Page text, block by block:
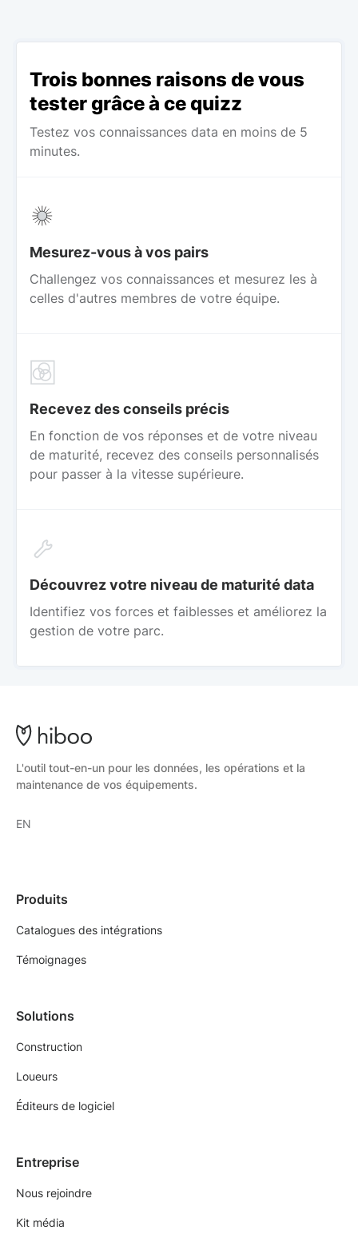
Trois bonnes raisons de vous
tester grâce à ce quizz
Testez vos connaissances data en moins de 5
minutes.
Mesurez-vous à vos pairs
Challengez vos connaissances et mesurez les à
celles d'autres membres de votre équipe.
Recevez des conseils précis
En fonction de vos réponses et de votre niveau
de maturité, recevez des conseils personnalisés
pour passer à la vitesse supérieure.
Découvrez votre niveau de maturité data
Identifiez vos forces et faiblesses et améliorez la
gestion de votre parc.
L'outil tout-en-un pour les données, les opérations et la
maintenance de vos équipements.
EN
Produits
Catalogues des intégrations
Témoignages
Solutions
Construction
Loueurs
Éditeurs de logiciel
Entreprise
Nous rejoindre
Kit média